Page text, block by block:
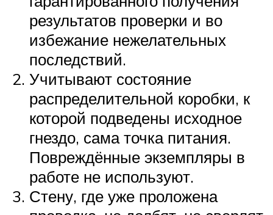
результатов проверки и во
избежание нежелательных
последствий.
Учитывают состояние
распределительной коробки, к
которой подведены исходное
гнездо, сама точка питания.
Повреждённые экземпляры в
работе не используют.
Стену, где уже проложена